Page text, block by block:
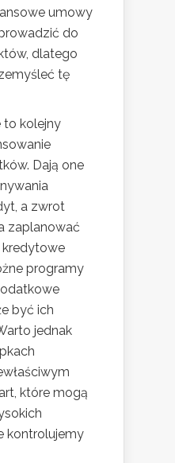
umowy
do
dlatego
tę
to kolejny
Dają one
a zwrot
zaplanować
kredytowe
programy
być ich
jednak
które mogą
kontrolujemy